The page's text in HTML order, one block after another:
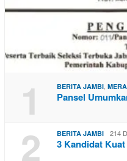
1 BERITA JAMBI,
Pansel
2 BERITA JAMBI 214
3 Kandidat